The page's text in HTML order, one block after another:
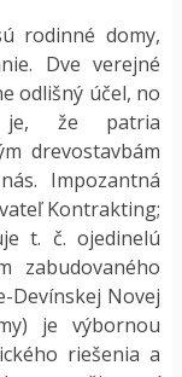
rodinné domy,
Dve verejné
odlišný účel, no
je, že patria
drevostavbám
Impozantná
Kontrakting;
t. č. ojedinelú
zabudovaného
Devínskej Novej
je výbornou
riešenia a